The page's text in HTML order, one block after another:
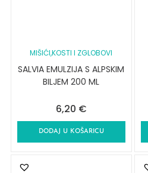
MIŠIĆI,KOSTI I ZGLOBOVI
SALVIA EMULZIJA S ALPSKIM
BILJEM 200 ML
6,20 €
DODAJ U KOŠARICU